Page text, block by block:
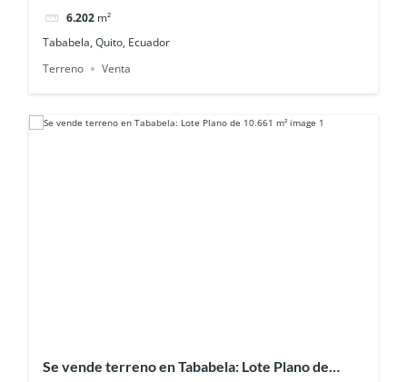
6.202 m²
Tababela, Quito, Ecuador
Terreno
Venta
Se vende terreno en Tababela: Lote Plano de